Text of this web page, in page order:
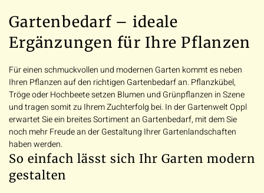
Gartenbedarf – ideale
Ergänzungen für Ihre Pflanzen
Für einen schmuckvollen und modernen Garten kommt es neben
Ihren Pflanzen auf den richtigen Gartenbedarf an. Pflanzkübel,
Tröge oder Hochbeete setzen Blumen und Grünpflanzen in Szene
und tragen somit zu Ihrem Zuchterfolg bei. In der Gartenwelt Oppl
erwartet Sie ein breites Sortiment an Gartenbedarf, mit dem Sie
noch mehr Freude an der Gestaltung Ihrer Gartenlandschaften
haben werden.
So einfach lässt sich Ihr Garten modern
gestalten